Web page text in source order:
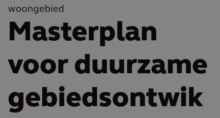
woongebied
Masterplan
voor duurzame
gebiedsontwik